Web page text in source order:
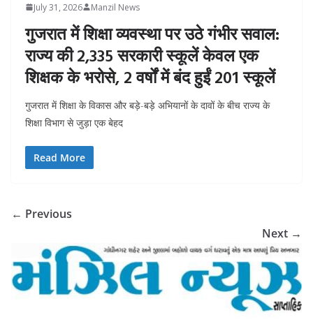
July 31, 2026 Manzil News
गुजरात में शिक्षा व्यवस्था पर उठे गंभीर सवाल:
राज्य की 2,335 सरकारी स्कूलें केवल एक
शिक्षक के भरोसे, 2 वर्षों में बंद हुईं 201 स्कूलें
गुजरात में शिक्षा के विकास और बड़े-बड़े अभियानों के दावों के बीच राज्य के
शिक्षा विभाग से जुड़ा एक बेहद
Read More
← Previous
Next →